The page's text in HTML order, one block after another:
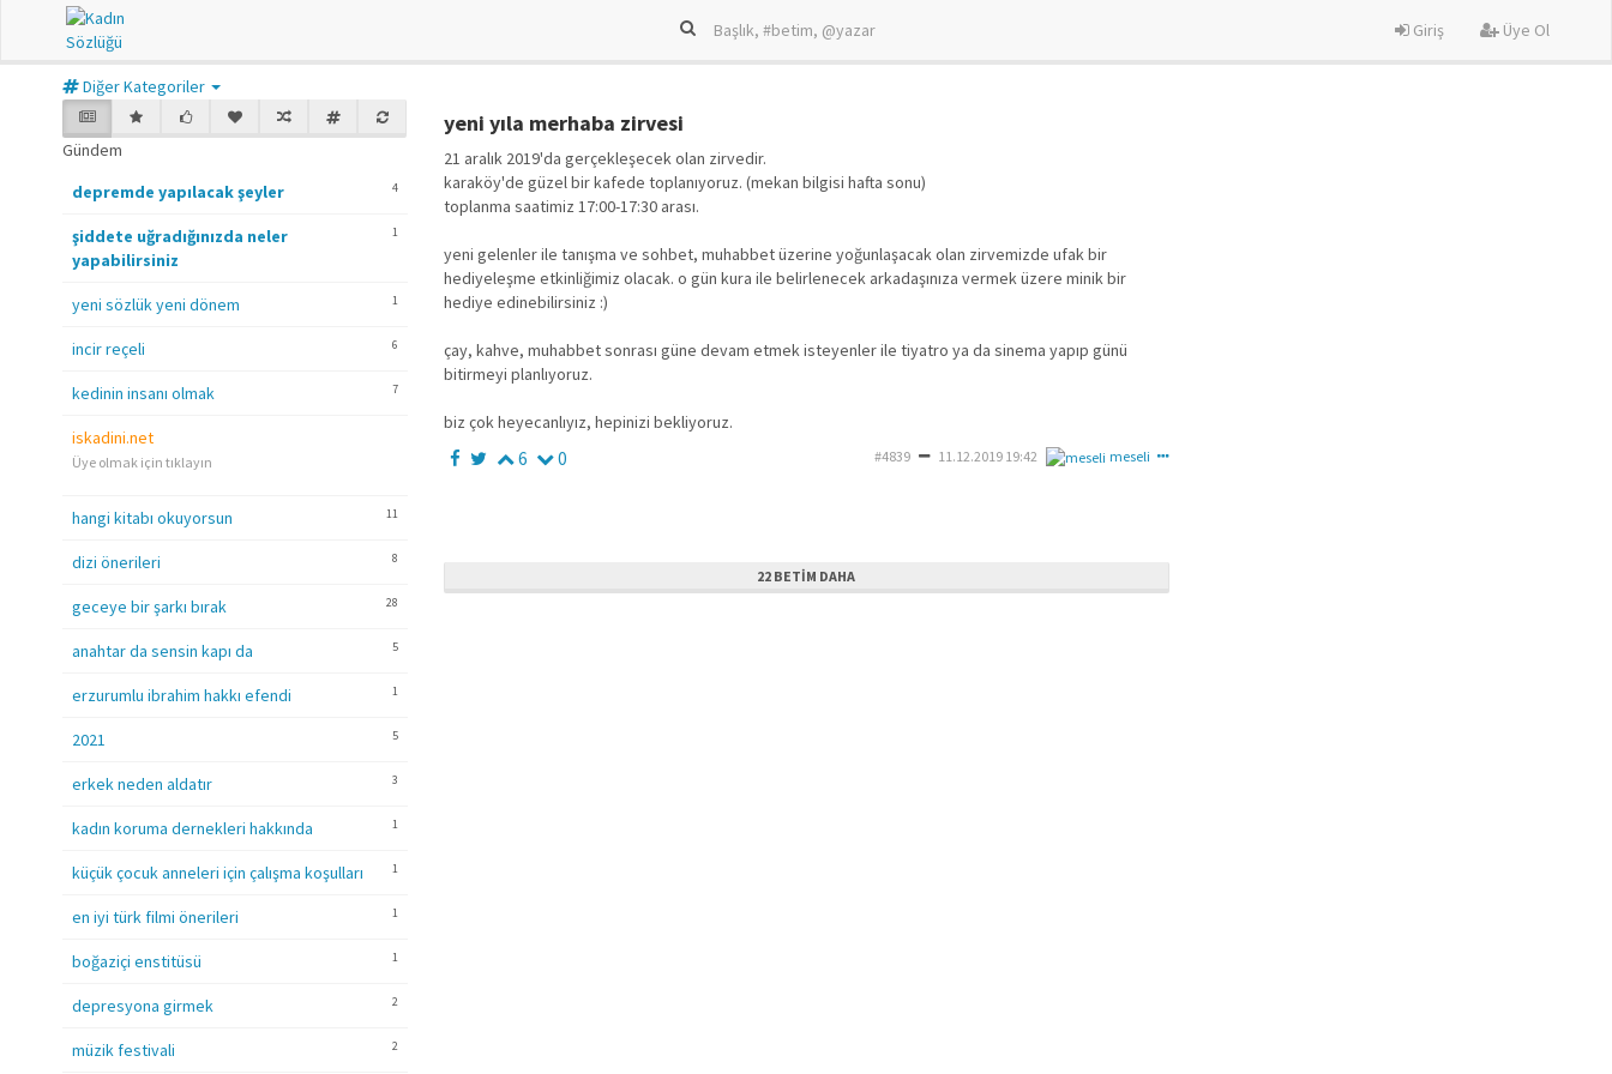
Giriş Üye Ol
Diğer Kategoriler
Gündem
4
depremde yapılacak şeyler
1
şiddete uğradığınızda neler
yapabilirsiniz
1
yeni sözlük yeni dönem
6
incir reçeli
7
kedinin insanı olmak
iskadini.net
Üye olmak için tıklayın
11
hangi kitabı okuyorsun
8
dizi önerileri
28
geceye bir şarkı bırak
5
anahtar da sensin kapı da
1
erzurumlu ibrahim hakkı efendi
5
2021
3
erkek neden aldatır
1
kadın koruma dernekleri hakkında
1
küçük çocuk anneleri için çalışma koşulları
1
en iyi türk filmi önerileri
1
boğaziçi enstitüsü
2
depresyona girmek
2
müzik festivali
yeni yıla merhaba zirvesi
21 aralık 2019'da gerçekleşecek olan zirvedir.
karaköy'de güzel bir kafede toplanıyoruz. (mekan bilgisi hafta sonu)
toplanma saatimiz 17:00-17:30 arası.
yeni gelenler ile tanışma ve sohbet, muhabbet üzerine yoğunlaşacak olan zirvemizde ufak bir
hediyeleşme etkinliğimiz olacak. o gün kura ile belirlenecek arkadaşınıza vermek üzere minik bir
hediye edinebilirsiniz :)
çay, kahve, muhabbet sonrası güne devam etmek isteyenler ile tiyatro ya da sinema yapıp günü
bitirmeyi planlıyoruz.
biz çok heyecanlıyız, hepinizi bekliyoruz.
6 0 #4839 11.12.2019 19:42 meseli
22 BETIM DAHA